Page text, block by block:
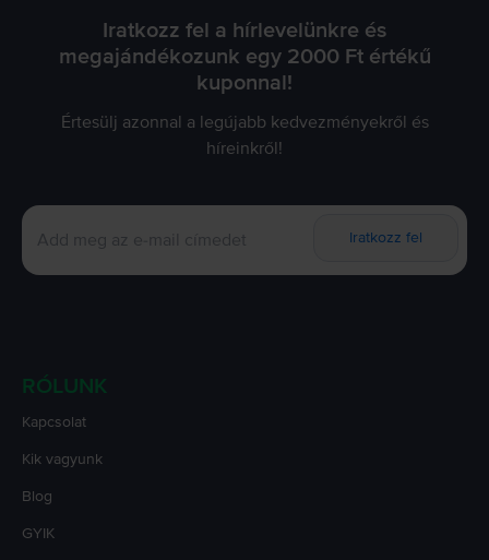
Iratkozz fel a hírlevelünkre és
megajándékozunk egy 2000 Ft értékű
kuponnal!
Értesülj azonnal a legújabb kedvezményekről és
híreinkről!
Iratkozz fel
RÓLUNK
Kapcsolat
Kik vagyunk
Blog
GYIK